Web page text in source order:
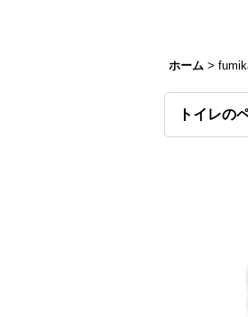
ホーム >
トイレの